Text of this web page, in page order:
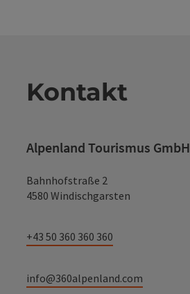
Kontakt
Alpenland Tourismus GmbH
Bahnhofstraße 2
4580 Windischgarsten
+43 50 360 360 360
info@360alpenland.com